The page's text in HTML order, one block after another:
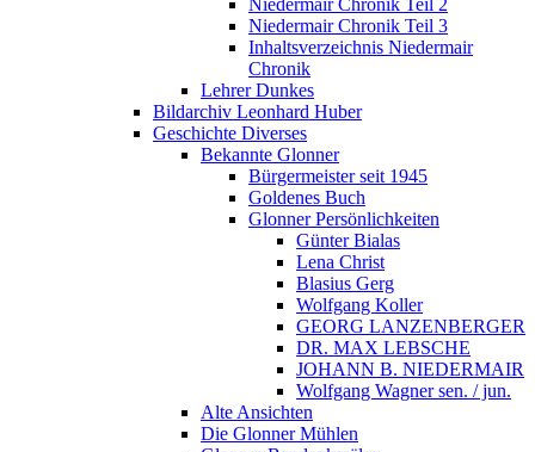
Niedermair Chronik Teil 2
Niedermair Chronik Teil 3
Inhaltsverzeichnis Niedermair
Chronik
Lehrer Dunkes
Bildarchiv Leonhard Huber
Geschichte Diverses
Bekannte Glonner
Bürgermeister seit 1945
Goldenes Buch
Glonner Persönlichkeiten
Günter Bialas
Lena Christ
Blasius Gerg
Wolfgang Koller
GEORG LANZENBERGER
DR. MAX LEBSCHE
JOHANN B. NIEDERMAIR
Wolfgang Wagner sen. / jun.
Alte Ansichten
Die Glonner Mühlen